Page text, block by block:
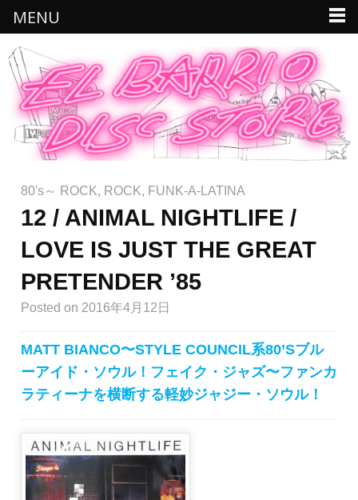
80's～ ROCK, ROCK, FUNK-A-LATINA
12 / ANIMAL NIGHTLIFE /
LOVE IS JUST THE GREAT
PRETENDER ’85
Posted on 2016年4月12日
MATT BIANCO〜STYLE COUNCIL系80’Sブル
ーアイド・ソウル！フェイク・ジャズ〜ファンカ
ラティーナを横断する軽妙ジャジー・ソウル！
MENU